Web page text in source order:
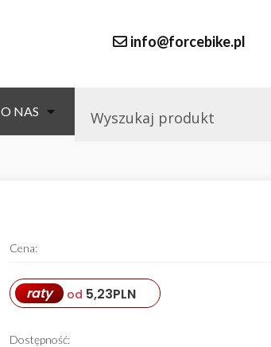
info@forcebike.pl
O NAS
Cena:
raty od 5,23PLN
Dostępność: